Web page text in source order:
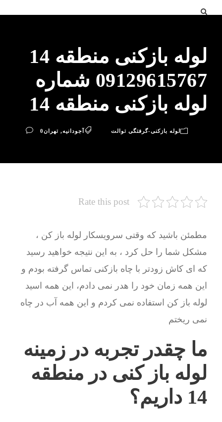
لوله بازکنی منطقه 14
09129615767 شماره
لوله بازکنی منطقه 14
لوله بازکنی-گرفتگی توالت آجودانیه, تهران0
Rate this post
مطمئن باشید که وقتی سرویسکار لوله باز کن ،
مشکل شما را حل کرد ، به این نتیجه خواهید رسید
که ای کاش زودتر با چاه بازکنی تماس گرفته بودم و
این همه زمان خود را هدر نمی دادم، این همه اسید
لوله باز کن استفاده نمی کردم و این همه آب در چاه
نمی ریختم
ما چقدر تجربه در زمینه
لوله باز کنی در منطقه
14 داریم؟